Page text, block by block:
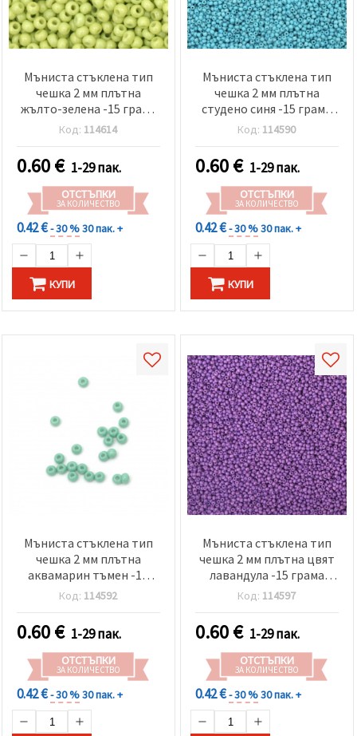
Мъниста стъклена тип
чешка 2 мм плътна
жълто-зелена -15 грама
~2050 броя
Код: 114614
0.60€ 1-29 пак.
ОТСТЪПКИ
ЗА КОЛИЧЕСТВО
0.42 €- 30 %30 пак. +
КУПИ
Мъниста стъклена тип
чешка 2 мм плътна
студено синя -15 грама
~2050 броя
Код: 114590
0.60€ 1-29 пак.
ОТСТЪПКИ
ЗА КОЛИЧЕСТВО
0.42 €- 30 %30 пак. +
КУПИ
Мъниста стъклена тип
чешка 2 мм плътна
аквамарин тъмен -15
грама ~2050 броя
Код: 114592
0.60€ 1-29 пак.
ОТСТЪПКИ
ЗА КОЛИЧЕСТВО
0.42 €- 30 %30 пак. +
Мъниста стъклена тип
чешка 2 мм плътна цвят
лавандула -15 грама
~2050 броя
Код: 114597
0.60€ 1-29 пак.
ОТСТЪПКИ
ЗА КОЛИЧЕСТВО
0.42 €- 30 %30 пак. +